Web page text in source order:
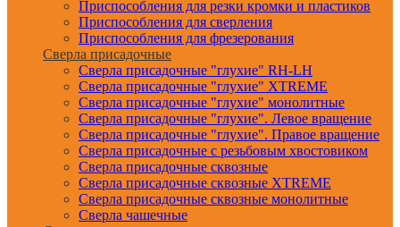
Приспособления для резки кромки и пластиков
Приспособления для сверления
Приспособления для фрезерования
Сверла присадочные
Сверла присадочные "глухие" RH-LH
Сверла присадочные "глухие" XTREME
Сверла присадочные "глухие" монолитные
Сверла присадочные "глухие". Левое вращение
Сверла присадочные "глухие". Правое вращение
Сверла присадочные с резьбовым хвостовиком
Сверла присадочные сквозные
Сверла присадочные сквозные XTREME
Сверла присадочные сквозные монолитные
Сверла чашечные